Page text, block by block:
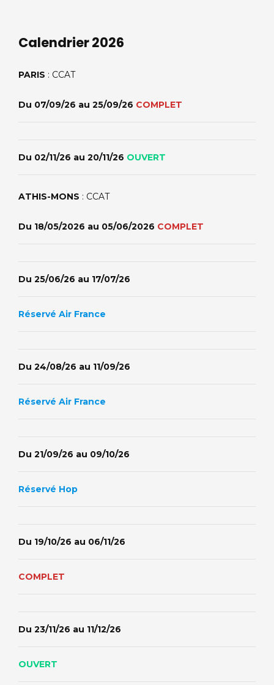
Calendrier 2026
PARIS : CCAT
Du 07/09/26 au 25/09/26 COMPLET
Du 02/11/26 au 20/11/26 OUVERT
ATHIS-MONS : CCAT
Du 18/05/2026 au 05/06/2026 COMPLET
Du 25/06/26 au 17/07/26
Réservé Air France
Du 24/08/26 au 11/09/26
Réservé Air France
Du 21/09/26 au 09/10/26
Réservé Hop
Du 19/10/26 au 06/11/26
COMPLET
Du 23/11/26 au 11/12/26
OUVERT